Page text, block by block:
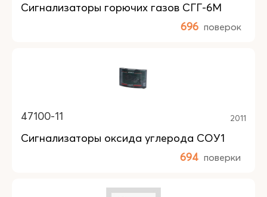
Сигнализаторы горючих газов СГГ-6М
696 поверок
47100-11 2011
Сигнализаторы оксида углерода СОУ1
694 поверки